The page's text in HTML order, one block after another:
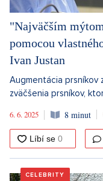
"Najväčším
pomocou
Ivan Justan
Augmentácia prsníkov
zväčšenia prsníkov,
6. 6. 2025
8 minut
CELEBRITY